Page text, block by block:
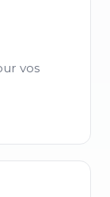
vos